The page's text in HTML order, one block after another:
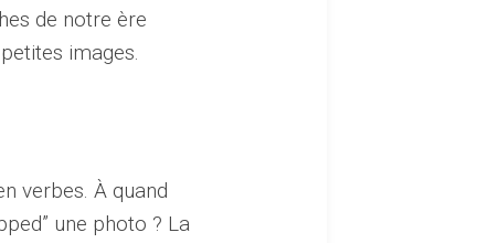
de notre ère
images.
verbes. À quand
une photo ? La